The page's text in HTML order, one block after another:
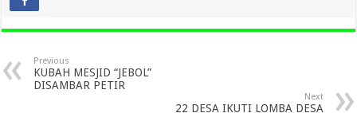
Previous
KUBAH MESJID “JEBOL”
DISAMBAR PETIR
Next
22 DESA IKUTI LOMBA DESA